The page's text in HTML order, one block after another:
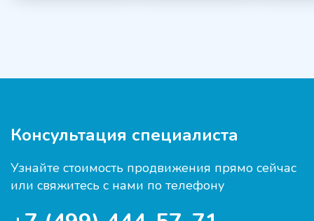
Консультация специалиста
Узнайте стоимость продвижения прямо сейчас
или свяжитесь с нами по телефону